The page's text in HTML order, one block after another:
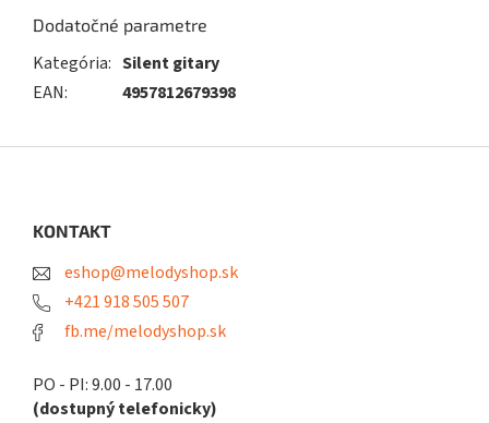
Dodatočné parametre
Kategória: Silent gitary
EAN: 4957812679398
KONTAKT
eshop@melodyshop.sk
+421 918 505 507
fb.me/melodyshop.sk
PO - PI: 9.00 - 17.00
(dostupný telefonicky)